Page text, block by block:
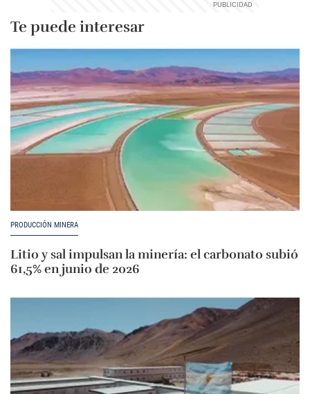
Te puede interesar
PRODUCCIÓN MINERA
Litio y sal impulsan la minería: el carbonato subió
61,5% en junio de 2026